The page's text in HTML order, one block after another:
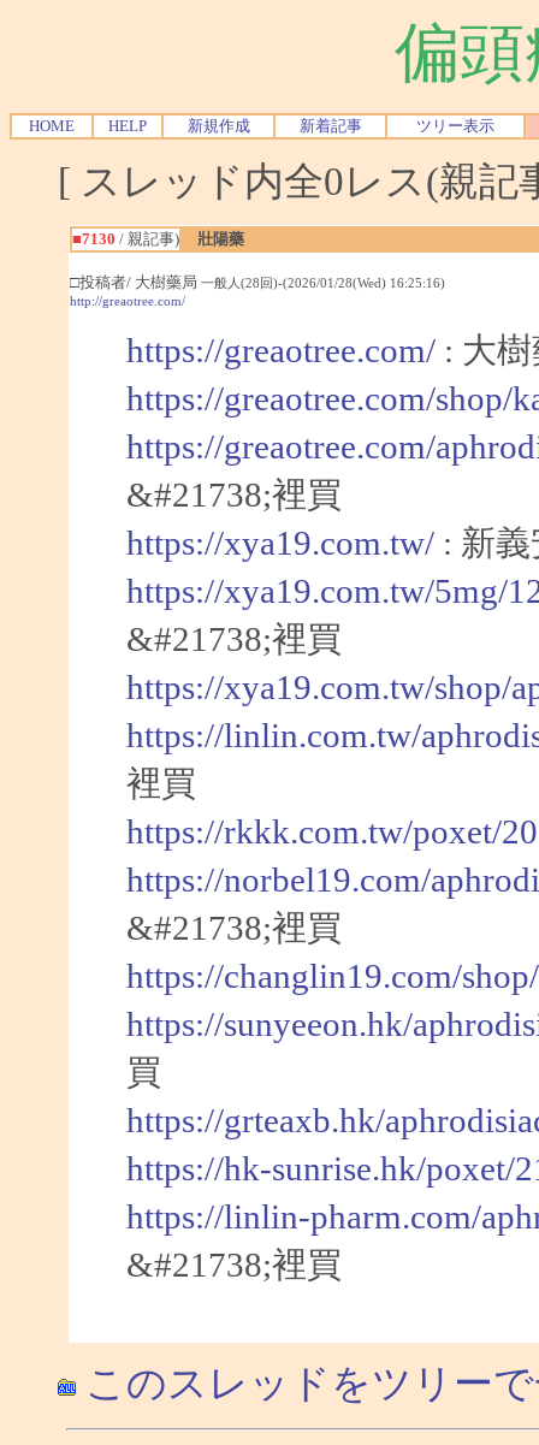
偏
HOME HELP 新規作成 新着記事 ツリー表示
[ スレッド内全0レス(親
■7130 / 親記事) 壯陽藥
□投稿者/ 大樹藥局 一般人(28回)-(2026/01/28(Wed) 16:25:16)
http://greaotree.com/
https://greaotree.com/: 大樹
https://greaotree.com/shop/
https://greaotree.com/
&#21738;裡買
https://xya19.com.tw/: 新義
https://xya19.com.tw/5mg/
&#21738;裡買
https://xya19.com.tw/shop/
https://linlin.com.tw/
裡買
https://rkkk.com.tw/poxet/
https://norbel19.com/
&#21738;裡買
https://changlin19.com/
https://sunyeeon.hk/
買
https://grteaxb.hk/
https://hk-sunrise.hk/poxet/
https://linlin-pharm.com/
&#21738;裡買
このスレッドをツリー